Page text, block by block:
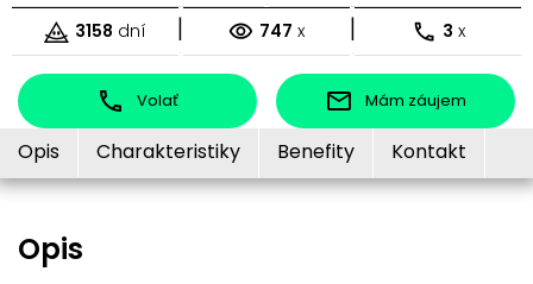
3158 dní | 747 x | 3 x
Volať Mám záujem
Opis Charakteristiky Benefity Kontakt
Opis